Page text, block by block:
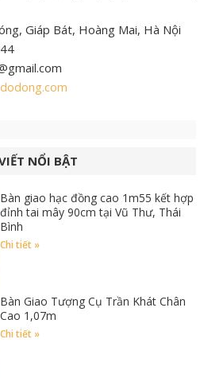
Giáp Bát, Hoàng Mai, Hà Nội
NỔI BẬT
Bàn giao hạc đồng cao 1m55 kết hợp
đỉnh tai mây 90cm tại Vũ Thư, Thái
Bình
Chi tiết »
Bàn Giao Tượng Cụ Trần Khát Chân
Cao 1,07m
Chi tiết »